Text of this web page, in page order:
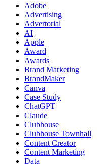
Adobe
Advertising
Advertorial
AI
Apple
Award
Awards
Brand Marketing
BrandMaker
Canva
Case Study
ChatGPT
Claude
Clubhouse
Clubhouse Townhall
Content Creator
Content Marketing
Data